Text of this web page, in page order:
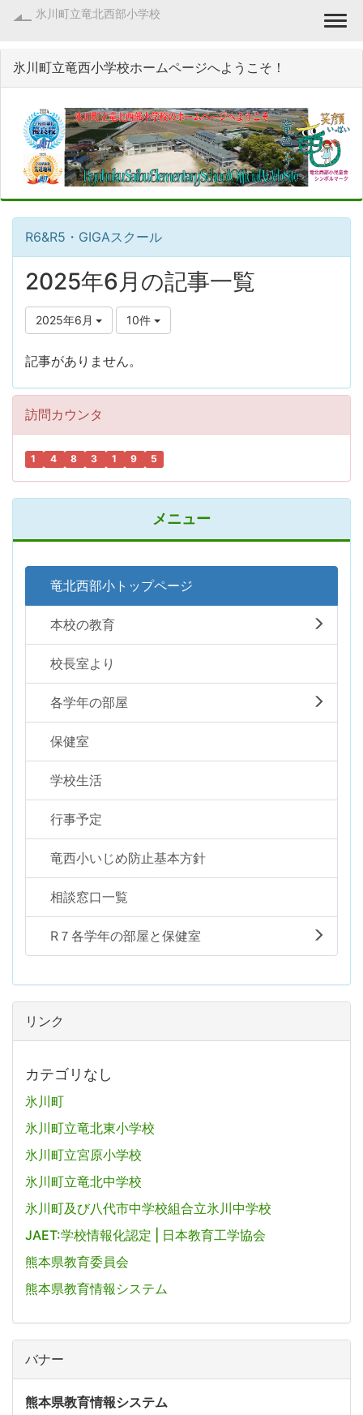
氷川町立竜北西部小学校
氷川町立竜西小学校ホームページへようこそ！
R6&R5・GIGAスクール
2025年6月の記事一覧
2025年6月 10件
記事がありません。
訪問カウンタ
1 4 8 3 1 9 5
メニュー
竜北西部小トップページ
本校の教育
校長室より
各学年の部屋
保健室
学校生活
行事予定
竜西小いじめ防止基本方針
相談窓口一覧
R７各学年の部屋と保健室
リンク
カテゴリなし
氷川町
氷川町立竜北東小学校
氷川町立宮原小学校
氷川町立竜北中学校
氷川町及び八代市中学校組合立氷川中学校
JAET:学校情報化認定 | 日本教育工学協会
熊本県教育委員会
熊本県教育情報システム
バナー
熊本県教育情報システム